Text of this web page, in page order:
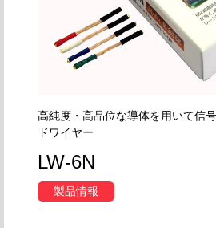
高純度・高品位な導体を用いて信
ドワイヤー
LW-6N
製品情報